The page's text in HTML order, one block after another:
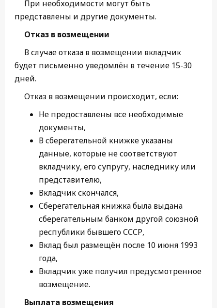
При необходимости могут быть
представлены и другие документы.
Отказ в возмещении
В случае отказа в возмещении вкладчик
будет письменно уведомлён в течение 15-30
дней.
Отказ в возмещении происходит, если:
Не предоставлены все необходимые
документы,
В сберегательной книжке указаны
данные, которые не соответствуют
вкладчику, его супругу, наследнику или
представителю,
Вкладчик скончался,
Сберегательная книжка была выдана
сберегательным банком другой союзной
республики бывшего СССР,
Вклад был размещён после 10 июня 1993
года,
Вкладчик уже получил предусмотренное
возмещение.
Выплата возмещения